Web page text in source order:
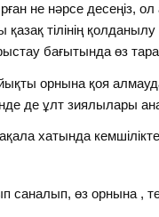
не нәрсе десеңіз, ол
тілінің қолданылу
бағытында өз
орнына қоя
де ұлт зиялылары
хатында
саналып, өз орнына